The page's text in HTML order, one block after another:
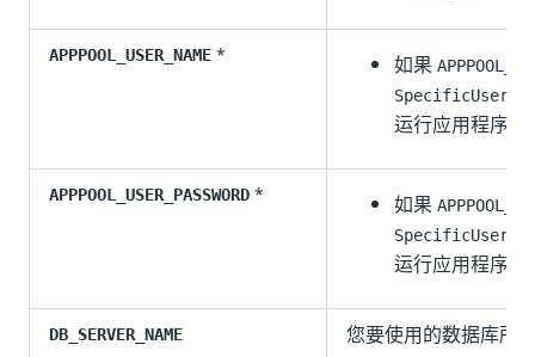
APPPOOL_USER_NAME * 如果
SpecificUser
运行应用程序池
APPPOOL_USER_PASSWORD * 如果
SpecificUser
运行应用程序
DB_SERVER_NAME 您要使用的数据库所